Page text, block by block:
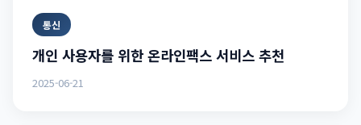
통신
개인 사용자를 위한 온라인팩스 서비스 추천
2025-06-21